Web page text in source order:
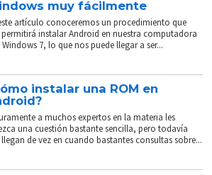
muy fácilmente
artículo conoceremos un procedimiento que
instalar Android en nuestra computadora
7, lo que nos puede llegar a ser...
instalar una ROM en
a muchos expertos en la materia les
una cuestión bastante sencilla, pero todavía
de vez en cuando bastantes consultas sobre...